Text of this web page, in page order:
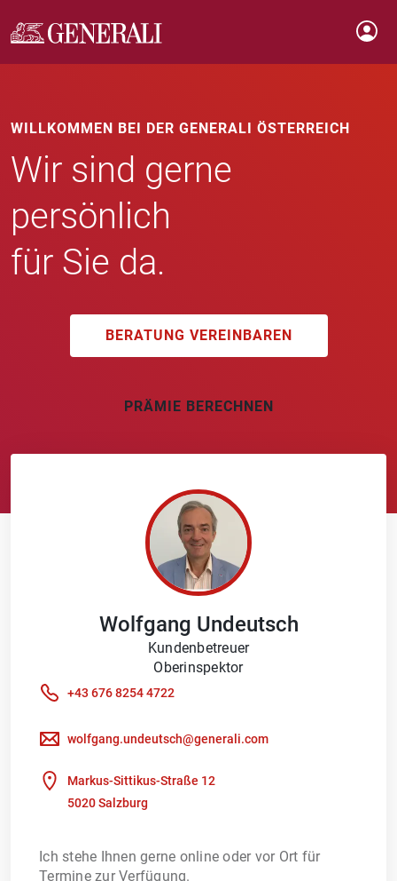
WILLKOMMEN BEI DER GENERALI ÖSTERREICH
Wir sind gerne
persönlich
für Sie da.
BERATUNG VEREINBAREN
PRÄMIE BERECHNEN
Wolfgang Undeutsch
Kundenbetreuer
Oberinspektor
+43 676 8254 4722
wolfgang.undeutsch@generali.com
Markus-Sittikus-Straße 12
5020 Salzburg
Ich stehe Ihnen gerne online oder vor Ort für
Termine zur Verfügung.